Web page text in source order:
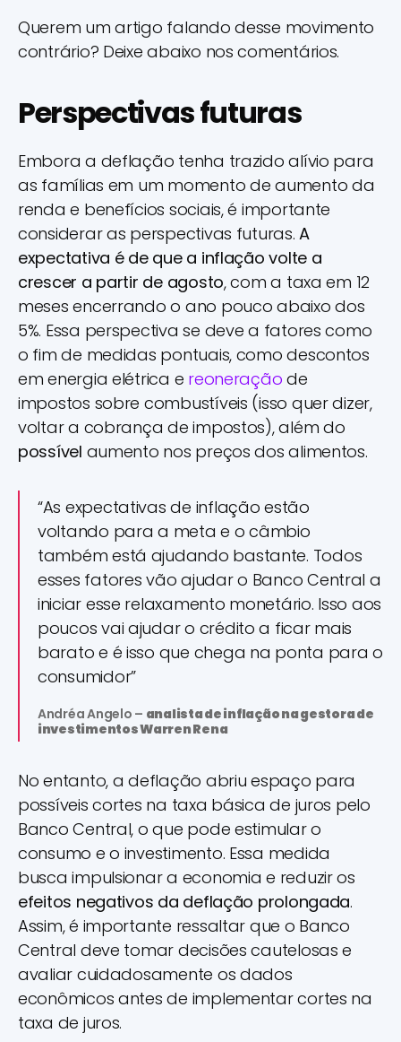
Querem um artigo falando desse movimento
contrário? Deixe abaixo nos comentários.
Perspectivas futuras
Embora a deflação tenha trazido alívio para
as famílias em um momento de aumento da
renda e benefícios sociais, é importante
considerar as perspectivas futuras.A
expectativa é de que a inflação volte a
crescer a partir de agosto, com a taxa em 12
meses encerrando o ano pouco abaixo dos
5%. Essa perspectiva se deve a fatores como
o fim de medidas pontuais, como descontos
em energia elétrica e reoneraçãode
impostos sobre combustíveis (isso quer dizer,
voltar a cobrança de impostos), além do
possível aumento nos preços dos alimentos.
“As expectativas de inflação estão
voltando para a meta e o câmbio
também está ajudando bastante. Todos
esses fatores vão ajudar o Banco Central a
iniciar esse relaxamento monetário. Isso aos
poucos vai ajudar o crédito a ficar mais
barato e é isso que chega na ponta para o
consumidor”
Andréa Angelo – analista de inflação na gestora de
investimentos Warren Rena
No entanto, a deflação abriu espaço para
possíveis cortes na taxa básica de juros pelo
Banco Central, o que pode estimular o
consumo e o investimento. Essa medida
busca impulsionar a economia e reduzir os
efeitos negativos da deflação prolongada.
Assim, é importante ressaltar que o Banco
Central deve tomar decisões cautelosas e
avaliar cuidadosamente os dados
econômicos antes de implementar cortes na
taxa de juros.